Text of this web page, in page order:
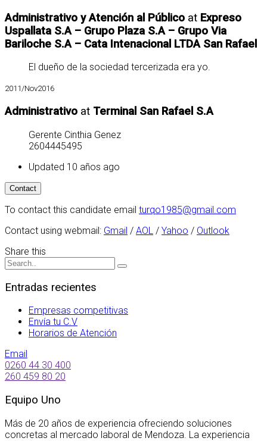
Administrativo y Atención al Público at Expreso
Uspallata S.A – Grupo Plaza S.A – Grupo Via
Bariloche S.A – Cata Intenacional LTDA San Rafael
El dueño de la sociedad tercerizada era yo.
2011/Nov2016
Administrativo at Terminal San Rafael S.A
Gerente Cinthia Genez
2604445495
Updated 10 años ago
To contact this candidate email turqo1985@gmail.com
Contact using webmail: Gmail / AOL / Yahoo / Outlook
Share this
Entradas recientes
Empresas competitivas
Envía tu C.V
Horarios de Atención
Email
0260 44 30 400
260 459 80 20
Equipo Uno
Más de 20 años de experiencia ofreciendo soluciones
concretas al mercado laboral de Mendoza. La experiencia